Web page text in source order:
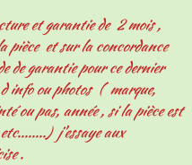
et garantie de 2 mois ,
pièce et sur la concordance
de garantie pour ce dernier
info ou photos ( marque,
ou pas, année , si la pièce est
j'essaye aux
.